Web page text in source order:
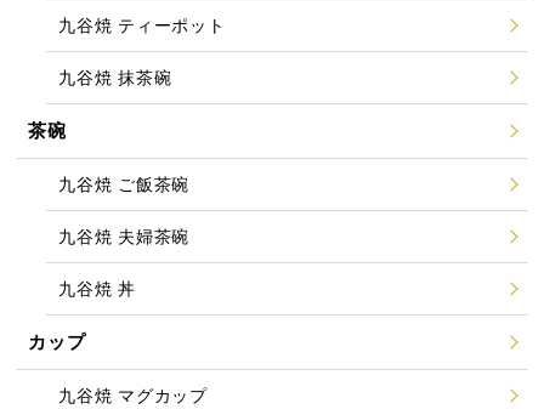
九谷焼 ティーポット
九谷焼 抹茶碗
茶碗
九谷焼 ご飯茶碗
九谷焼 夫婦茶碗
九谷焼 丼
カップ
九谷焼 マグカップ